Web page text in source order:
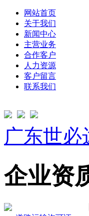
网站首页
关于我们
新闻中心
主营业务
合作客户
人力资源
客户留言
联系我们
广东世必
企业资